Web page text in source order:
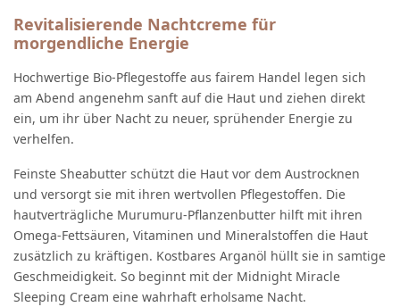
Revitalisierende Nachtcreme für
morgendliche Energie
Hochwertige Bio-Pflegestoffe aus fairem Handel legen sich
am Abend angenehm sanft auf die Haut und ziehen direkt
ein, um ihr über Nacht zu neuer, sprühender Energie zu
verhelfen.
Feinste Sheabutter schützt die Haut vor dem Austrocknen
und versorgt sie mit ihren wertvollen Pflegestoffen. Die
hautverträgliche Murumuru-Pflanzenbutter hilft mit ihren
Omega-Fettsäuren, Vitaminen und Mineralstoffen die Haut
zusätzlich zu kräftigen. Kostbares Arganöl hüllt sie in samtige
Geschmeidigkeit. So beginnt mit der Midnight Miracle
Sleeping Cream eine wahrhaft erholsame Nacht.